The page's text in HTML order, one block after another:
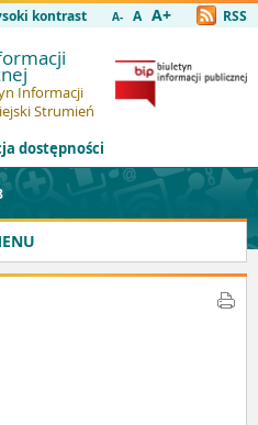
kontrast A- A A+ RSS
Informacji
Strumień
dostępności